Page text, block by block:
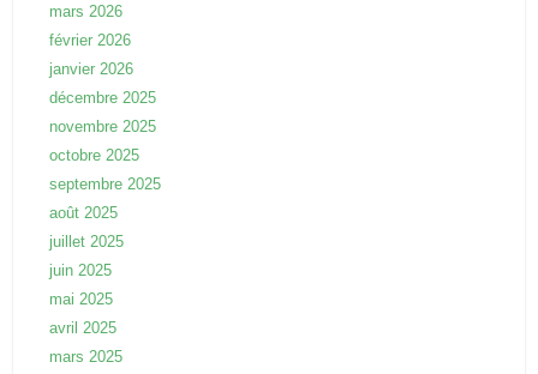
mars 2026
février 2026
janvier 2026
décembre 2025
novembre 2025
octobre 2025
septembre 2025
août 2025
juillet 2025
juin 2025
mai 2025
avril 2025
mars 2025